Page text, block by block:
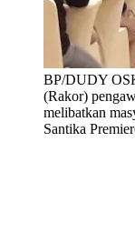
BP/DUDY
(Rakor)
melibatkan
Santika